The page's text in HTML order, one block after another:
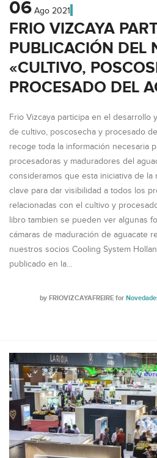
06 Ago 2021
FRIO VIZCAYA
PUBLICACIÓN DEL
«CULTIVO,
PROCESADO DEL
Frio Vizcaya participa en el desarrollo
de cultivo, poscosecha y procesado
recoge toda la información necesaria
procesadoras y maduradores del
consideramos que esta iniciativa de la
clave para dar visibilidad a todos los
relacionadas con el cultivo y
libro tambien se pueden ver algunas
cámaras de maduración de aguacate
nuestros socios Cooling System
publicado en la…
by FRIOVIZCAYAFREIRE for